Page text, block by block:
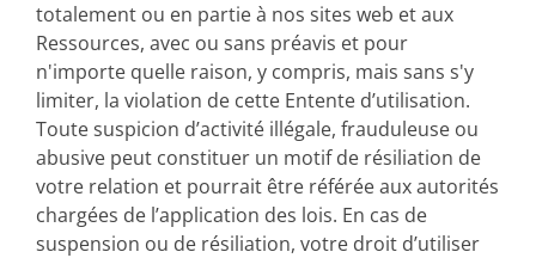
totalement ou en partie à nos sites web et aux
Ressources, avec ou sans préavis et pour
n'importe quelle raison, y compris, mais sans s'y
limiter, la violation de cette Entente d’utilisation.
Toute suspicion d’activité illégale, frauduleuse ou
abusive peut constituer un motif de résiliation de
votre relation et pourrait être référée aux autorités
chargées de l’application des lois. En cas de
suspension ou de résiliation, votre droit d’utiliser